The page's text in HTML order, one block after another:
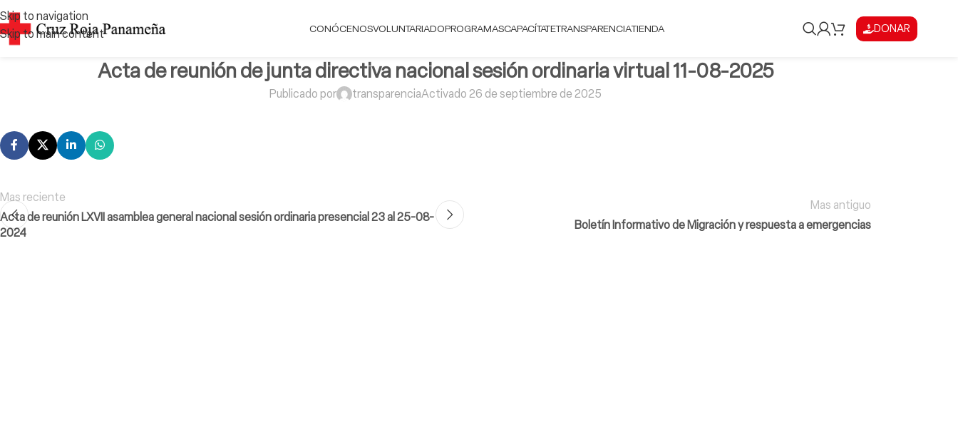
Skip to navigation
Skip to main content
CONÓCENOSVOLUNTARIADOPROGRAMASCAPACÍTATETRANSPARENCIATIENDA DONAR
Acta de reunión de junta directiva nacional sesión ordinaria virtual 11-08-2025
Publicado por transparenciaActivado 26 de septiembre de 2025
Mas reciente
Acta de reunión LXVII asamblea general nacional sesión ordinaria presencial 23 al 25-08-
2024
Mas antiguo
Boletín Informativo de Migración y respuesta a emergencias